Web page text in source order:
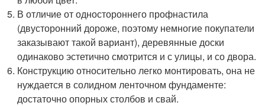
В отличие от одностороннего профнастила
(двусторонний дороже, поэтому немногие покупатели
заказывают такой вариант), деревянные доски
одинаково эстетично смотрится и с улицы, и со двора.
Конструкцию относительно легко монтировать, она не
нуждается в солидном ленточном фундаменте:
достаточно опорных столбов и свай.